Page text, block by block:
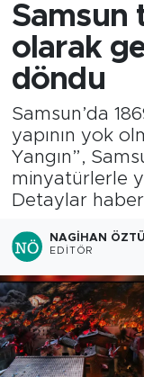
Samsun
olarak
döndu
Samsun’da
yapının yok
Yangın”,
minyatürlerle
Detaylar
NAGIHAN
EDITÖR
Süper Lig
Tüm
Son Dakika
Haber Arşivi